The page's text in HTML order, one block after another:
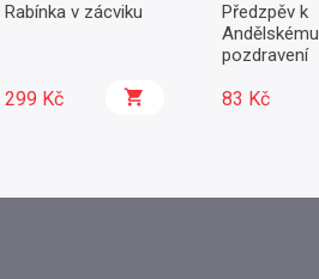
Rabínka v zácviku
299 Kč
Předzpěv k
Andělskému
pozdravení
83 Kč